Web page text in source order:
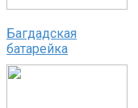
Багдадская
батарейка